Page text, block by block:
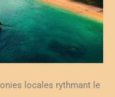
locales rythmant le